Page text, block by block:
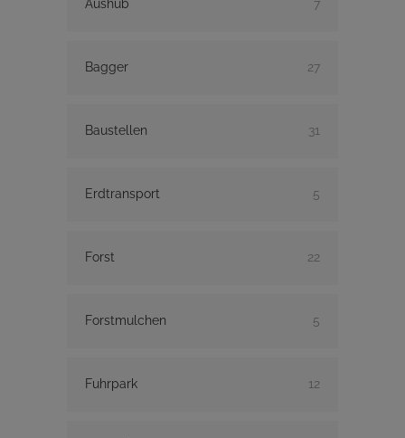
Aushub 7
Bagger 27
Baustellen 31
Erdtransport 5
Forst 22
Forstmulchen 5
Fuhrpark 12